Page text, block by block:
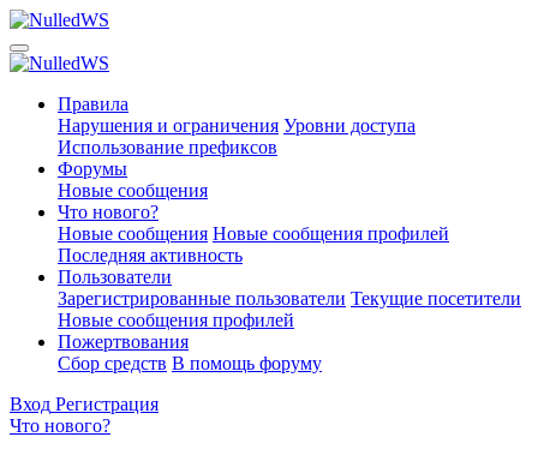
Правила
Нарушения и ограничения Уровни доступа
Использование префиксов
Форумы
Новые сообщения
Что нового?
Новые сообщения Новые сообщения профилей
Последняя активность
Пользователи
Зарегистрированные пользователи Текущие посетители
Новые сообщения профилей
Пожертвования
Сбор средств В помощь форуму
Вход Регистрация
Что нового?